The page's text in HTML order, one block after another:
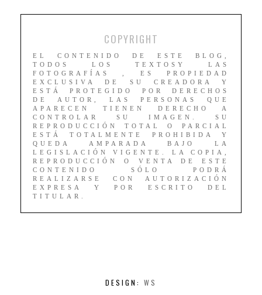
COPYRIGHT
EL CONTENIDO DE ESTE BLOG,
TODOS LOS TEXTOSY LAS
FOTOGRAFÍAS , ES PROPIEDAD
EXCLUSIVA DE SU CREADORA Y
ESTÁ PROTEGIDO POR DERECHOS
DE AUTOR, LAS PERSONAS QUE
APARECEN TIENEN DERECHO A
CONTROLAR SU IMAGEN. SU
REPRODUCCIÓN TOTAL O PARCIAL
ESTÁ TOTALMENTE PROHIBIDA Y
QUEDA AMPARADA BAJO LA
LEGISLACIÓN VIGENTE. LA COPIA,
REPRODUCCIÓN O VENTA DE ESTE
CONTENIDO SÓLO PODRÁ
REALIZARSE CON AUTORIZACIÓN
EXPRESA Y POR ESCRITO DEL
TITULAR.
DESIGN: WS